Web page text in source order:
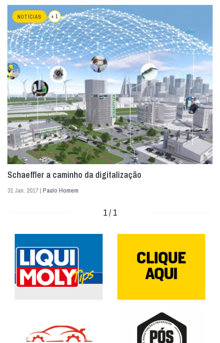
NOTÍCIAS + 1
Schaeffler a caminho da digitalização
31 Jan. 2017 | Paulo Homem
1 / 1